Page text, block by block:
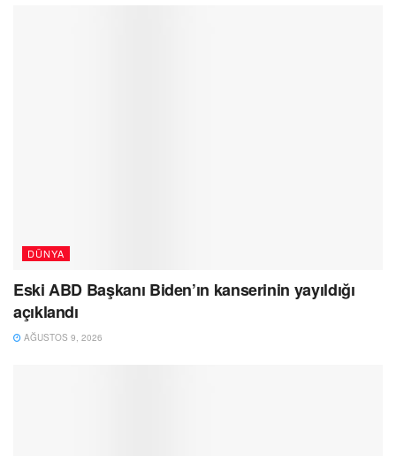
DÜNYA
Eski ABD Başkanı Biden’ın kanserinin yayıldığı
açıklandı
AĞUSTOS 9, 2026